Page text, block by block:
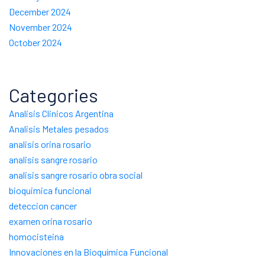
December 2024
November 2024
October 2024
Categories
Analisis Clinicos Argentina
Analisis Metales pesados
analisis orina rosario
analisis sangre rosario
analisis sangre rosario obra social
bioquimica funcional
deteccion cancer
examen orina rosario
homocisteina
Innovaciones en la Bioquímica Funcional